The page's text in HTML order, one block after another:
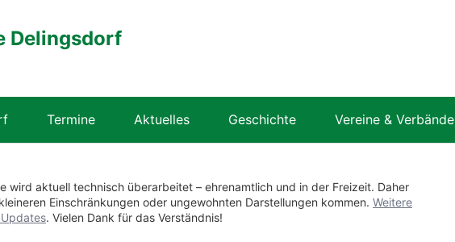
Delingsdorf
Termine Aktuelles Geschichte Vereine & Verbände
wird aktuell technisch überarbeitet – ehrenamtlich und in der Freizeit. Daher
Einschränkungen oder ungewohnten Darstellungen kommen. Weitere
. Vielen Dank für das Verständnis!